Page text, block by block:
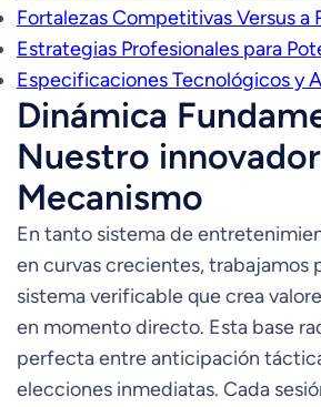
Fortalezas Competitivas Versus a
Estrategias Profesionales para
Especificaciones Tecnológicos y
Dinámica
Nuestro innovador
Mecanismo
En tanto sistema de
en curvas crecientes, trabajamos
sistema verificable que crea
en momento directo. Esta base
perfecta entre anticipación
elecciones inmediatas. Cada